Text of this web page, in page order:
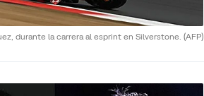
durante la carrera al esprint en Silverstone. (AFP)